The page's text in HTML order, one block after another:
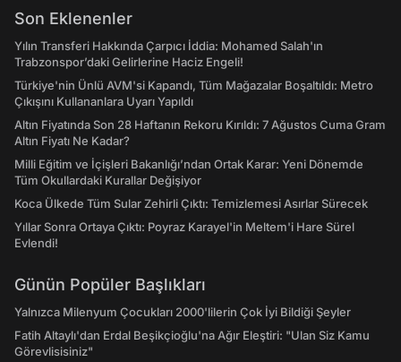
Son Eklenenler
Yılın Transferi Hakkında Çarpıcı İddia: Mohamed Salah'ın
Trabzonspor’daki Gelirlerine Haciz Engeli!
Türkiye'nin Ünlü AVM'si Kapandı, Tüm Mağazalar Boşaltıldı: Metro
Çıkışını Kullananlara Uyarı Yapıldı
Altın Fiyatında Son 28 Haftanın Rekoru Kırıldı: 7 Ağustos Cuma Gram
Altın Fiyatı Ne Kadar?
Milli Eğitim ve İçişleri Bakanlığı’ndan Ortak Karar: Yeni Dönemde
Tüm Okullardaki Kurallar Değişiyor
Koca Ülkede Tüm Sular Zehirli Çıktı: Temizlemesi Asırlar Sürecek
Yıllar Sonra Ortaya Çıktı: Poyraz Karayel'in Meltem'i Hare Sürel
Evlendi!
Günün Popüler Başlıkları
Yalnızca Milenyum Çocukları 2000'lilerin Çok İyi Bildiği Şeyler
Fatih Altaylı'dan Erdal Beşikçioğlu'na Ağır Eleştiri: "Ulan Siz Kamu
Görevlisisiniz"